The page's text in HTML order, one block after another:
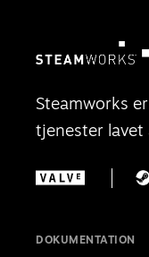
Steamworks
tjenester lavet
DOKUMENTATION